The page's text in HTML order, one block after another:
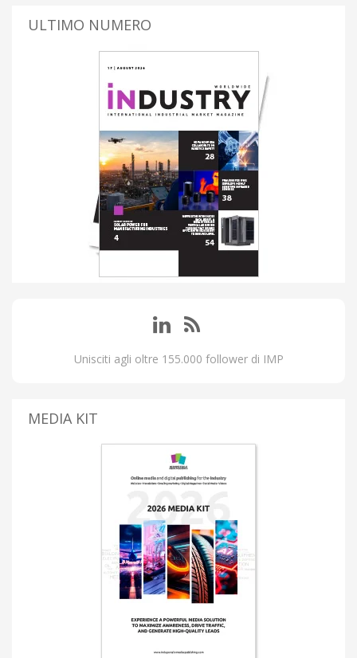
ULTIMO NUMERO
Unisciti agli oltre 155.000 follower di IMP
MEDIA KIT